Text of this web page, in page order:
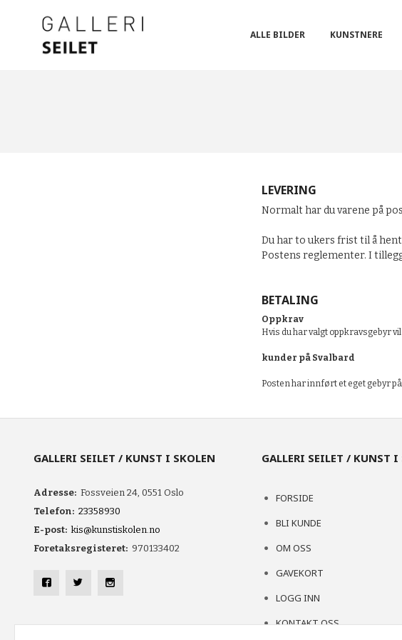
PRODUKTER
ALLE BILDER KUNSTNERE
LEVERING
Normalt har du varene på
Du har to ukers frist til å
Postens reglementer. I
BETALING
Oppkrav
Hvis du har valgt oppkravsgebyr
kunder på Svalbard
Posten har innført et eget gebyr
GALLERI SEILET / KUNST I SKOLEN
Adresse: Fossveien 24, 0551 Oslo
Telefon: 23358930
E-post: kis@kunstiskolen.no
Foretaksregisteret: 970133402
GALLERI SEILET / KUNST I
FORSIDE
BLI KUNDE
OM OSS
GAVEKORT
LOGG INN
KONTAKT OSS